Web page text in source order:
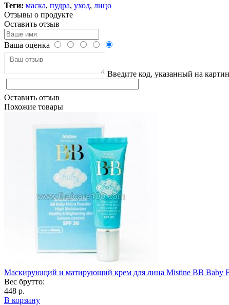
Теги: маска, пудра, уход, лицо
Отзывы о продукте
Оставить отзыв
Ваша оценка
Введите код, указанный на
Оставить отзыв
Похожие товары
Маскирующий и матирующий крем для лица Mistine BB Baby
Вес брутто:
448 р.
В корзину